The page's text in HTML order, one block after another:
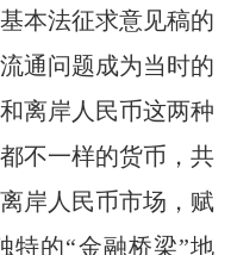
本法征求意见稿的
通问题成为当时的
离岸人民币这两种
不一样的货币，共
岸人民币市场，赋
特的“金融桥梁”地